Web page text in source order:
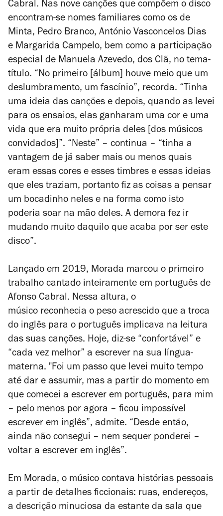
Cabral. Nas nove canções que compõem o disco
encontram-se nomes familiares como os de
Minta, Pedro Branco, António Vasconcelos Dias
e Margarida Campelo, bem como a participação
especial de Manuela Azevedo, dos Clã, no tema-
título. “No primeiro [álbum] houve meio que um
deslumbramento, um fascínio”, recorda. “Tinha
uma ideia das canções e depois, quando as levei
para os ensaios, elas ganharam uma cor e uma
vida que era muito própria deles [dos músicos
convidados]”. “Neste” – continua – “tinha a
vantagem de já saber mais ou menos quais
eram essas cores e esses timbres e essas ideias
que eles traziam, portanto fiz as coisas a pensar
um bocadinho neles e na forma como isto
poderia soar na mão deles. A demora fez ir
mudando muito daquilo que acaba por ser este
disco”.
Lançado em 2019, Morada marcou o primeiro
trabalho cantado inteiramente em português de
Afonso Cabral. Nessa altura, o
músico reconhecia o peso acrescido que a troca
do inglês para o português implicava na leitura
das suas canções. Hoje, diz-se “confortável” e
“cada vez melhor” a escrever na sua língua-
materna. "Foi um passo que levei muito tempo
até dar e assumir, mas a partir do momento em
que comecei a escrever em português, para mim
– pelo menos por agora – ficou impossível
escrever em inglês”, admite. “Desde então,
ainda não consegui – nem sequer ponderei –
voltar a escrever em inglês”.
Em Morada, o músico contava histórias pessoais
a partir de detalhes ficcionais: ruas, endereços,
a descrição minuciosa da estante da sala que